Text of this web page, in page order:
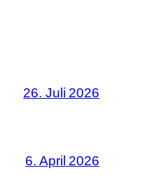
26. Juli 2026
6. April 2026